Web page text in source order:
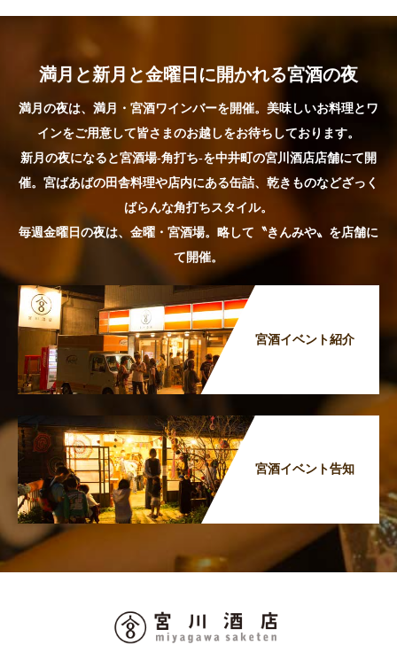
満月と新月と金曜日に開かれる宮酒の夜
満月の夜は、満月・宮酒ワインバーを開催。美味しいお料理とワ
インをご用意して皆さまのお越しをお待ちしております。
新月の夜になると宮酒場-角打ち-を中井町の宮川酒店店舗にて開
催。宮ばあばの田舎料理や店内にある缶詰、乾きものなどざっく
ばらんな角打ちスタイル。
毎週金曜日の夜は、金曜・宮酒場。略して〝きんみや〟を店舗に
て開催。
宮酒イベント紹介
宮酒イベント告知